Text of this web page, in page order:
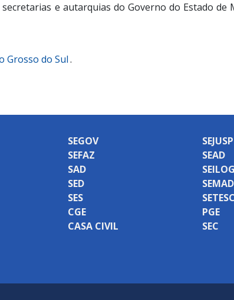
e autarquias do Governo do Estado de
Grosso do Sul.
SEGOV
SEFAZ
SAD
SED
SES
CGE
CASA CIVIL
SEJUSP
SEAD
SEILOG
SETESC
PGE
SEC